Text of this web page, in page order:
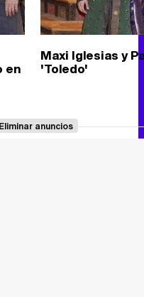
en
Maxi Iglesias y
'Toledo'
anuncios